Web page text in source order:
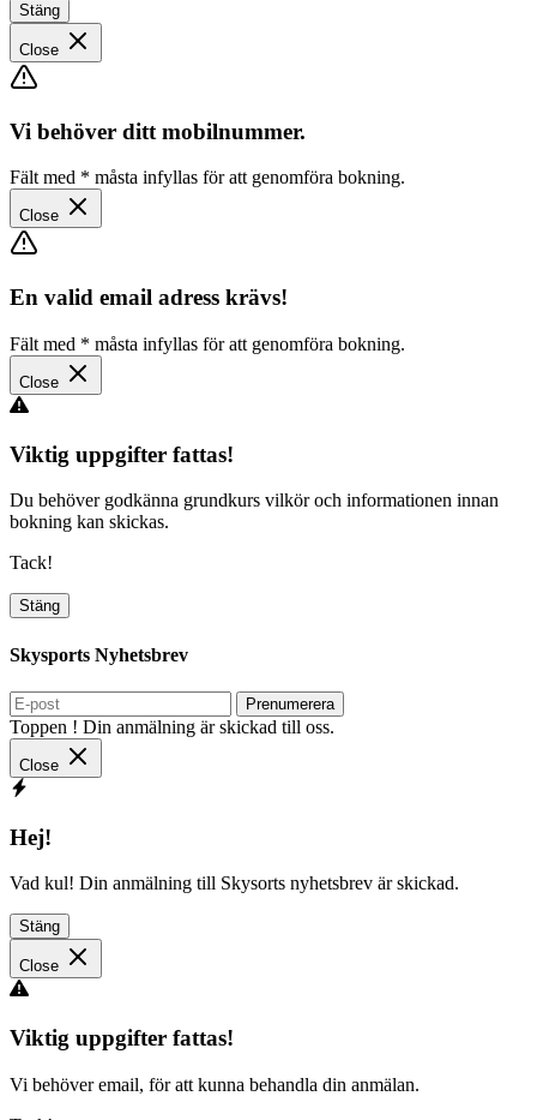
Stäng
Close
Vi behöver ditt mobilnummer.
Fält med * måsta infyllas för att genomföra bokning.
Close
En valid email adress krävs!
Fält med * måsta infyllas för att genomföra bokning.
Close
Viktig uppgifter fattas!
Du behöver godkänna grundkurs vilkör och informationen innan
bokning kan skickas.
Tack!
Stäng
Skysports Nyhetsbrev
Prenumerera
Toppen ! Din anmälning är skickad till oss.
Close
Hej!
Vad kul! Din anmälning till Skysorts nyhetsbrev är skickad.
Stäng
Close
Viktig uppgifter fattas!
Vi behöver email, för att kunna behandla din anmälan.